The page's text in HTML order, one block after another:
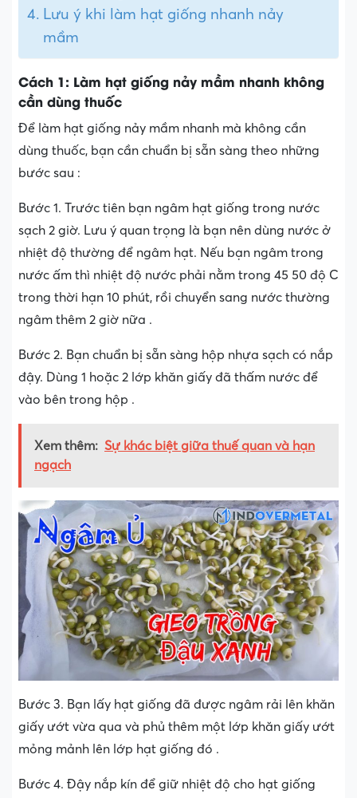
Lưu ý khi làm hạt giống nhanh nảy
mầm
Cách 1: Làm hạt giống nảy mầm nhanh không
cần dùng thuốc
Để làm hạt giống nảy mầm nhanh mà không cần
dùng thuốc, bạn cần chuẩn bị sẵn sàng theo những
bước sau :
Bước 1. Trước tiên bạn ngâm hạt giống trong nước
sạch 2 giờ. Lưu ý quan trọng là bạn nên dùng nước ở
nhiệt độ thường để ngâm hạt. Nếu bạn ngâm trong
nước ấm thì nhiệt độ nước phải nằm trong 45 50 độ C
trong thời hạn 10 phút, rồi chuyển sang nước thường
ngâm thêm 2 giờ nữa .
Bước 2. Bạn chuẩn bị sẵn sàng hộp nhựa sạch có nắp
đậy. Dùng 1 hoặc 2 lớp khăn giấy đã thấm nước để
vào bên trong hộp .
Xem thêm: Sự khác biệt giữa thuế quan và hạn
ngạch
Bước 3. Bạn lấy hạt giống đã được ngâm rải lên khăn
giấy ướt vừa qua và phủ thêm một lớp khăn giấy ướt
mỏng mảnh lên lớp hạt giống đó .
Bước 4. Đậy nắp kín để giữ nhiệt độ cho hạt giống